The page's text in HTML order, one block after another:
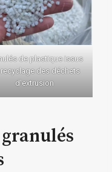
de plastique issus
des déchets
d'extrusion